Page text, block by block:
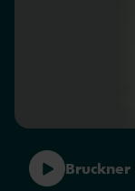
Bruckner